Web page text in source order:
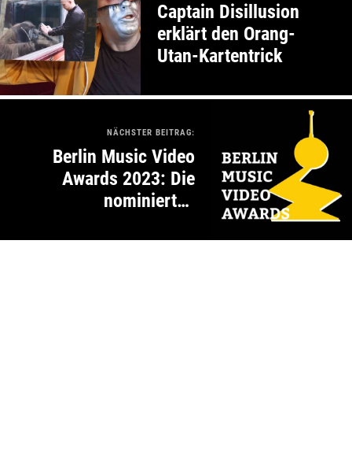
Captain Disillusion
erklärt den Orang-
Utan-Kartentrick
NÄCHSTER BEITRAG:
Berlin Music Video
Awards 2023: Die
nominierten